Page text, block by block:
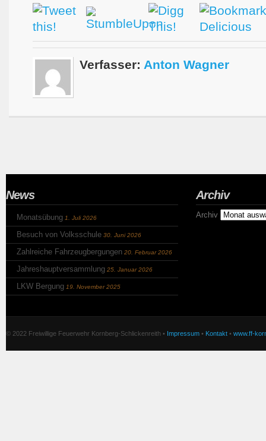
Verfasser: Anton Wagner
News
Monatsübung 1. Juli 2026
Besuch von Volksschule 30. Juni 2026
Zahlreiche Fahrzeugbergungen 20. Februar 2026
Jahreshauptversammlung 25. Januar 2026
LKW Bergung 19. November 2025
Archiv
Archiv
© 2022 Freiwillige Feuerwehr Kornberg-Schlickenreith • Impressum • Kontakt • www.ff-